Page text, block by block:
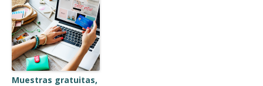
Muestras gratuitas,